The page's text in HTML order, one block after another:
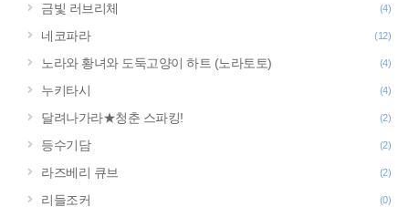
금빛 러브리체 (4)
네코파라 (12)
노라와 황녀와 도둑고양이 하트 (노라토토) (4)
누키타시 (4)
달려나가라★청춘 스파킹! (2)
등수기담 (2)
라즈베리 큐브 (2)
리들조커 (0)